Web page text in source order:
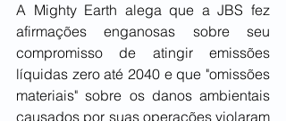
A Mighty Earth alega que a JBS fez
afirmações enganosas sobre seu
compromisso de atingir emissões
líquidas zero até 2040 e que "omissões
materiais" sobre os danos ambientais
causados por suas operações violaram